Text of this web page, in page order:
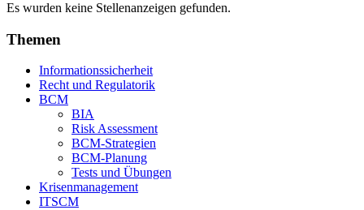
Es wurden keine Stellenanzeigen gefunden.
Themen
Informationssicherheit
Recht und Regulatorik
BCM
BIA
Risk Assessment
BCM-Strategien
BCM-Planung
Tests und Übungen
Krisenmanagement
ITSCM